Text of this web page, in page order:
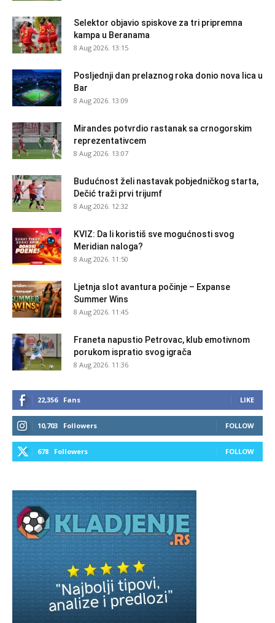
Selektor objavio spiskove za tri pripremna
kampa u Beranama
8 Aug 2026. 13:15
Posljednji dan prelaznog roka donio nova lica u
Bar
8 Aug 2026. 13:09
Mirandes potvrdio rastanak sa crnogorskim
reprezentativcem
8 Aug 2026. 13:07
Budućnost želi nastavak pobjedničkog starta,
Dečić traži prvi trijumf
8 Aug 2026. 12:32
KVIZ: Da li koristiš sve mogućnosti svog
Meridian naloga?
8 Aug 2026. 11:50
Ljetnja slot avantura počinje – Expanse
Summer Wins
8 Aug 2026. 11:45
Franeta napustio Petrovac, klub emotivnom
porukom ispratio svog igrača
8 Aug 2026. 11:36
22,356 Fans LIKE
10,703 Followers FOLLOW
678 Followers FOLLOW